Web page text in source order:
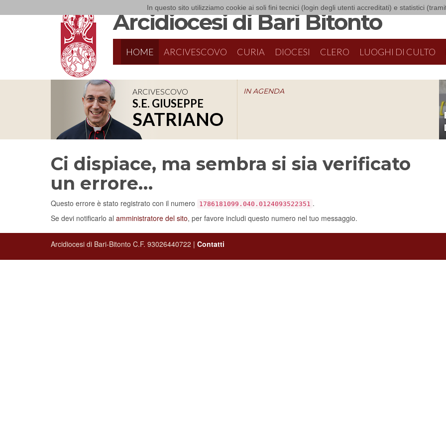
In questo sito utilizziamo cookie ai soli fini tecnici (login degli utenti accreditati) e statistici
Arcidiocesi di Bari Bitonto
HOME ARCIVESCOVO CURIA DIOCESI CLERO LUOGHI DI CULTO
ARCIVESCOVO
S.E. GIUSEPPE
SATRIANO
IN AGENDA
Ci dispiace, ma sembra si sia verificato
un errore…
Questo errore è stato registrato con il numero 1786181099.040.0124093522351 .
Se devi notificarlo al amministratore del sito, per favore includi questo numero nel tuo messaggio.
Arcidiocesi di Bari-Bitonto C.F. 93026440722 | Contatti